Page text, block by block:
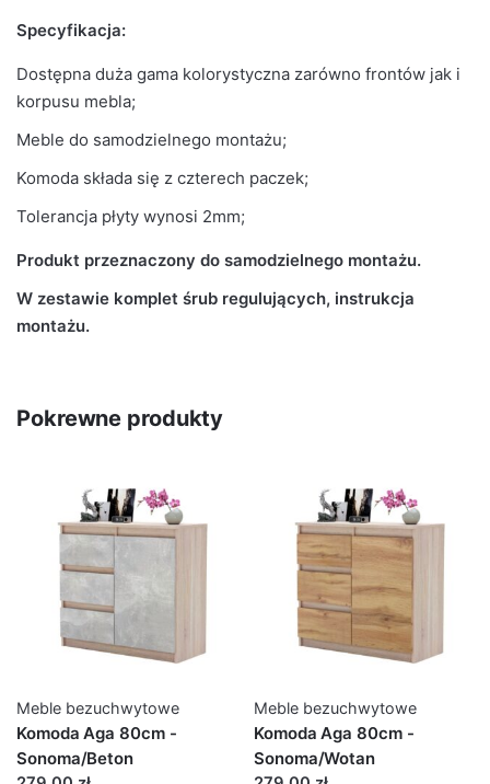
Specyfikacja:
Dostępna duża gama kolorystyczna zarówno frontów jak i
korpusu mebla;
Meble do samodzielnego montażu;
Komoda składa się z czterech paczek;
Tolerancja płyty wynosi 2mm;
Produkt przeznaczony do samodzielnego montażu.
W zestawie komplet śrub regulujących, instrukcja
montażu.
Pokrewne produkty
Meble bezuchwytowe
Komoda Aga 80cm -
Sonoma/Beton
Meble bezuchwytowe
Komoda Aga 80cm -
Sonoma/Wotan